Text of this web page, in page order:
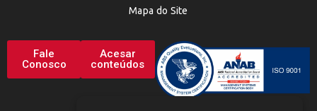
Mapa do Site
Fale
Conosco
Acesar
conteúdos